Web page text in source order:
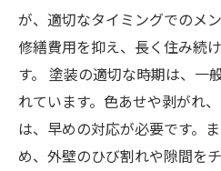
が、適切なタイミングでのメ
修繕費用を抑え、長く住み続
す。 塗装の適切な時期は、一
れています。色あせや剥がれ
は、早めの対応が必要です。
め、外壁のひび割れや隙間を